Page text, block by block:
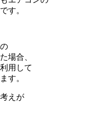
す。
場合、
用して
す。
えが